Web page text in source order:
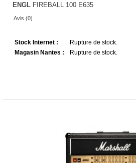
ENGL FIREBALL 100 E635
Avis (0)
Stock Internet :
Rupture de stock.
Magasin Nantes :
Rupture de stock.